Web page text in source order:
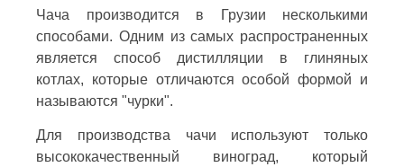
Чача производится в Грузии несколькими
способами. Одним из самых распространенных
является способ дистилляции в глиняных
котлах, которые отличаются особой формой и
называются "чурки".
Для производства чачи используют только
высококачественный виноград, который